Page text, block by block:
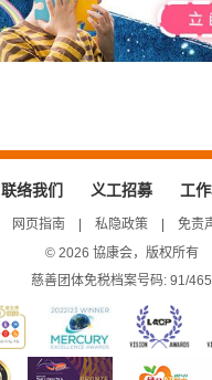
联络我们 义工招募 工
网页指南 私隐政策
免责
© 2026 協康会，版权所有
慈善团体免税档案号码: 91/465